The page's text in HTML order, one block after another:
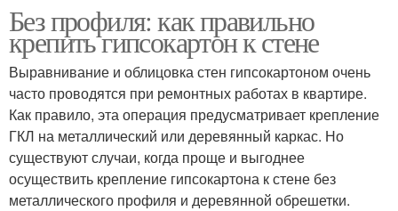
Без профиля: как правильно
крепить гипсокартон к стене
Выравнивание и облицовка стен гипсокартоном очень
часто проводятся при ремонтных работах в квартире.
Как правило, эта операция предусматривает крепление
ГКЛ на металлический или деревянный каркас. Но
существуют случаи, когда проще и выгоднее
осуществить крепление гипсокартона к стене без
металлического профиля и деревянной обрешетки.